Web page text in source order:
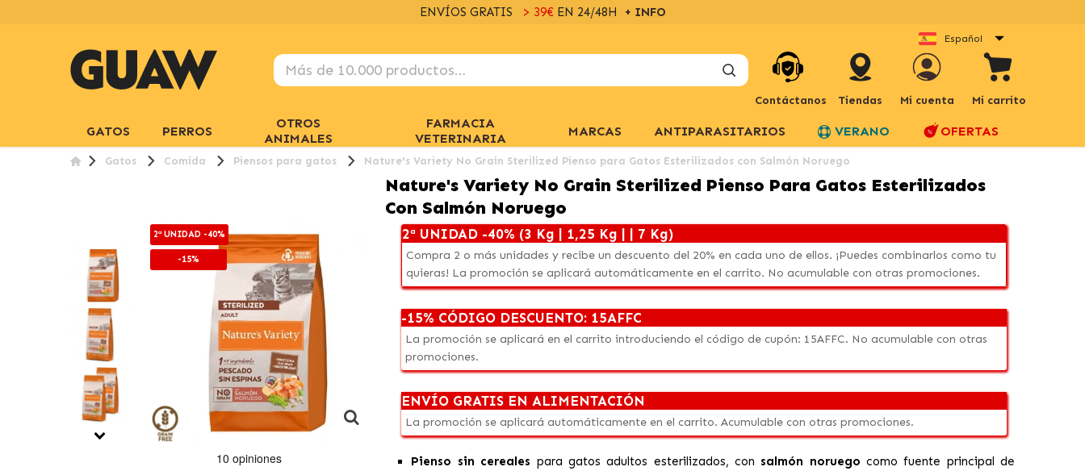
ENVÍOS GRATIS > 39€EN 24/48H + INFO
Español
Contáctanos Tiendas Mi cuenta Mi carrito
GATOS PERROS
OTROS
ANIMALES
FARMACIA
VETERINARIA
MARCAS ANTIPARASITARIOS VERANO OFERTAS
Gatos Comida Piensos para gatos Nature's Variety No Grain Sterilized Pienso para Gatos Esterilizados con Salmón Noruego
Nature's Variety No Grain Sterilized Pienso Para Gatos Esterilizados
Con Salmón Noruego
2ª UNIDAD -40%
-15%
2ª UNIDAD -40% (3 Kg | 1,25 Kg | | 7 Kg)
Compra 2 o más unidades y recibe un descuento del 20% en cada uno de ellos. ¡Puedes combinarlos como tu
quieras! La promoción se aplicará automáticamente en el carrito. No acumulable con otras promociones.
-15% CÓDIGO DESCUENTO: 15AFFC
La promoción se aplicará en el carrito introduciendo el código de cupón: 15AFFC. No acumulable con otras
promociones.
ENVÍO GRATIS EN ALIMENTACIÓN
La promoción se aplicará automáticamente en el carrito. Acumulable con otras promociones.
Pienso sin cereales para gatos adultos esterilizados, con salmón noruego como fuente principal de